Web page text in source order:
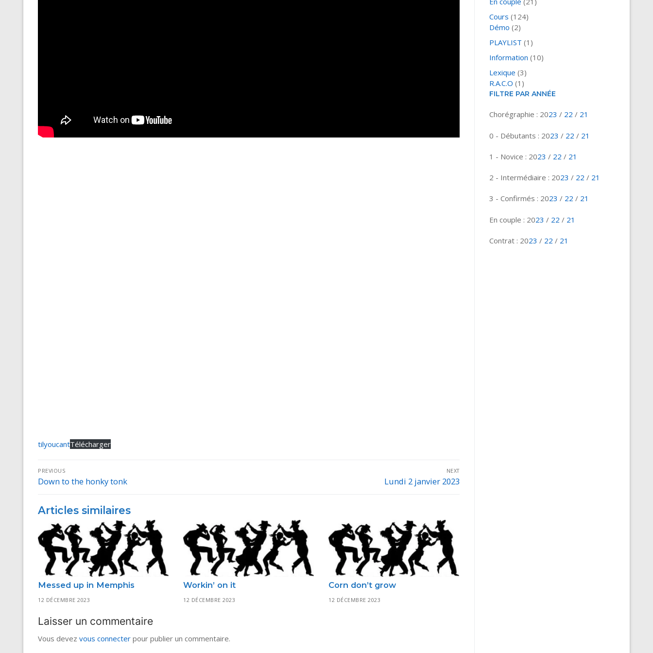
tilyoucantTélécharger
Navigation
de
l’article
PREVIOUS
Previous
Down to the honky tonk
NEXT
Next
Lundi 2 janvier 2023
Articles similaires
Messed up in Memphis
12 DÉCEMBRE 2023
Workin’ on it
12 DÉCEMBRE 2023
Corn don’t grow
12 DÉCEMBRE 2023
Laisser un commentaire
Vous devez vous connecter pour publier un commentaire.
Cours (124)
Démo (2)
PLAYLIST (1)
Information (10)
Lexique (3)
R.A.C.O (1)
FILTRE PAR ANNÉE
Chorégraphie : 2023 / 22 / 21
0 - Débutants : 2023 / 22 / 21
1 - Novice : 2023 / 22 / 21
2 - Intermédiaire : 2023 / 22 / 21
3 - Confirmés : 2023 / 22 / 21
En couple : 2023 / 22 / 21
Contrat : 2023 / 22 / 21